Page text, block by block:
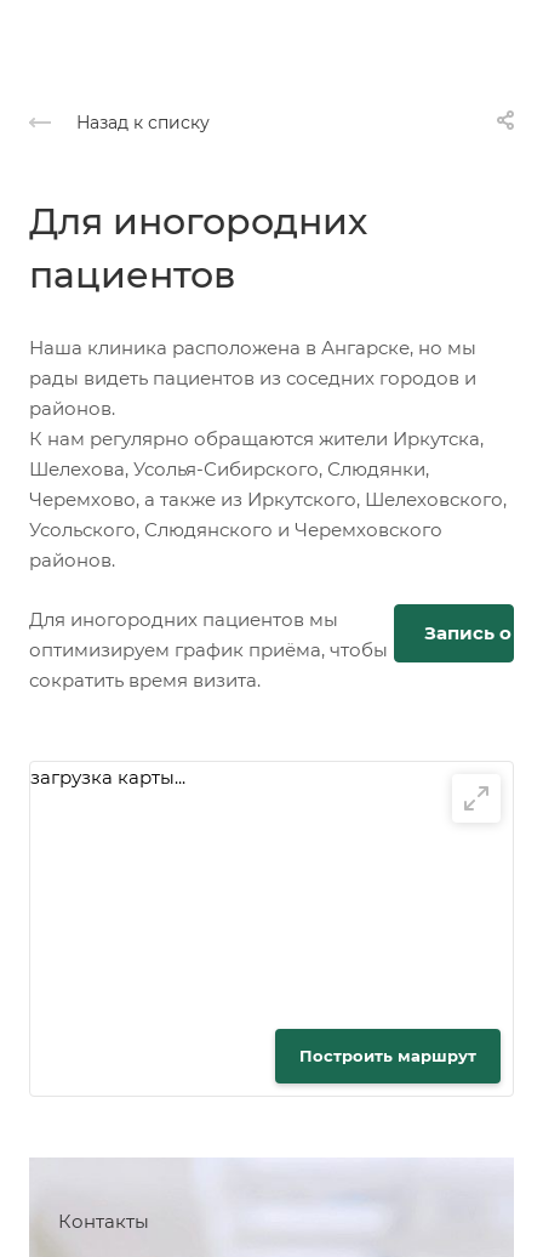
Назад к списку
Для иногородних
пациентов
Наша клиника расположена в Ангарске, но мы
рады видеть пациентов из соседних городов и
районов.
К нам регулярно обращаются жители Иркутска,
Шелехова, Усолья-Сибирского, Слюдянки,
Черемхово, а также из Иркутского, Шелеховского,
Усольского, Слюдянского и Черемховского
районов.
Для иногородних пациентов мы
оптимизируем график приёма, чтобы
сократить время визита.
Запись
загрузка карты...
Построить маршрут
Контакты